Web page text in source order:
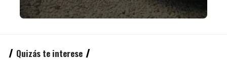
Quizás te interese